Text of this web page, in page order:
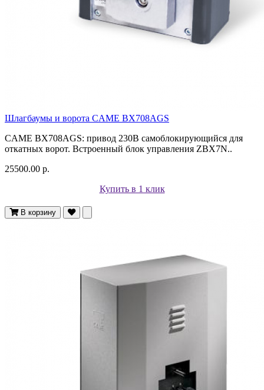
Шлагбаумы и ворота CAME BX708AGS
CAME BX708AGS: привод 230В самоблокирующийся для
откатных ворот. Встроенный блок управления ZBX7N..
25500.00 р.
Купить в 1 клик
В корзину